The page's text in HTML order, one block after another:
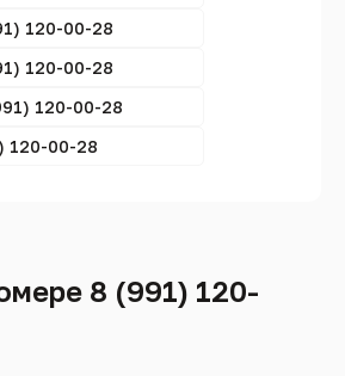
120-00-28
120-00-28
120-00-28
120-00-28
8 (991) 120-